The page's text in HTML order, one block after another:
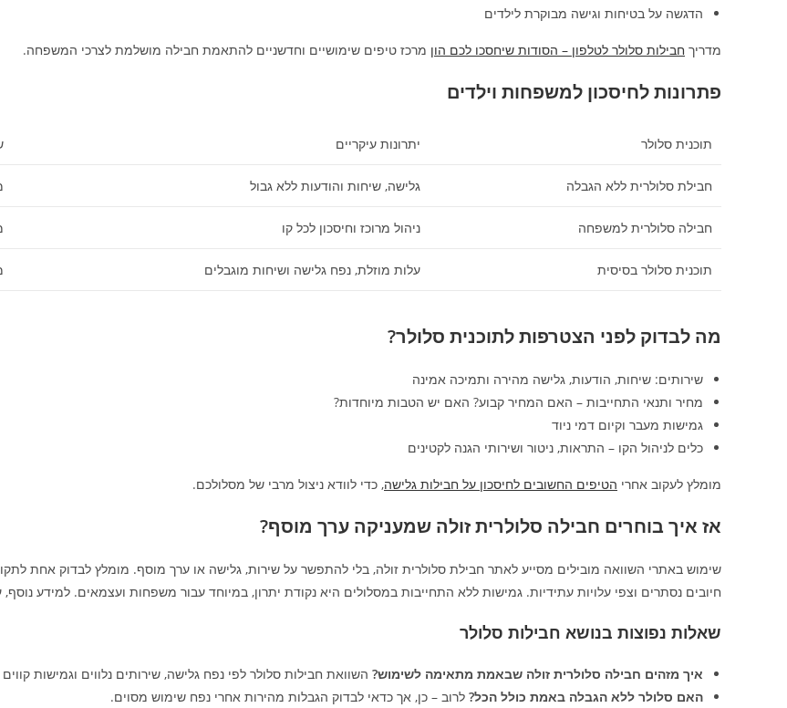
הדגשה על בטיחות וגישה מבוקרת לילדים
מדריך חבילות סלולר לטלפון – הסודות שיחסכו לכם הון מרכז טיפים שימושיים וחדשניים להתאמת חבילה מושלמת לצרכי המשפחה.
פתרונות לחיסכון למשפחות וילדים
תוכנית סלולר יתרונות עיקריים
חבילת סלולרית ללא הגבלה גלישה, שיחות והודעות ללא גבול
חבילה סלולרית למשפחה ניהול מרוכז וחיסכון לכל קו
תוכנית סלולר בסיסית עלות מוזלת, נפח גלישה ושיחות מוגבלים
מה לבדוק לפני הצטרפות לתוכנית סלולר?
שירותים: שיחות, הודעות, גלישה מהירה ותמיכה אמינה
מחיר ותנאי התחייבות – האם המחיר קבוע? האם יש הטבות מיוחדות?
גמישות מעבר וקיום דמי ניוד
כלים לניהול הקו – התראות, ניטור ושירותי הגנה לקטינים
מומלץ לעקוב אחרי הטיפים החשובים לחיסכון על חבילות גלישה, כדי לוודא ניצול מרבי של מסלולכם.
אז איך בוחרים חבילה סלולרית זולה שמעניקה ערך מוסף?
שימוש באתרי השוואה מובילים מסייע לאתר חבילת סלולרית זולה, בלי להתפשר על שירות, גלישה או ערך מוסף. מומלץ לבדוק אחת
חיובים נסתרים וצפי עלויות עתידיות. גמישות ללא התחייבות במסלולים היא נקודת יתרון, במיוחד עבור משפחות ועצמאים. למידע נוסף,
שאלות נפוצות בנושא חבילות סלולר
איך מזהים חבילה סלולרית זולה שבאמת מתאימה לשימוש? השוואת חבילות סלולר לפי נפח גלישה, שירותים נלווים וגמישות קווים
האם סלולר ללא הגבלה באמת כולל הכל? לרוב – כן, אך כדאי לבדוק הגבלות מהירות אחרי נפח שימוש מסוים.